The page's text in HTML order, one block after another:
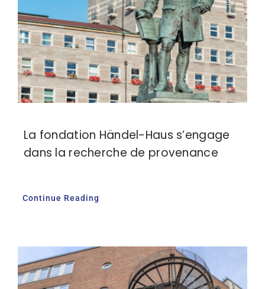
Adhésion
Mon compte
La fondation Händel-Haus s’engage
dans la recherche de provenance
Continue Reading